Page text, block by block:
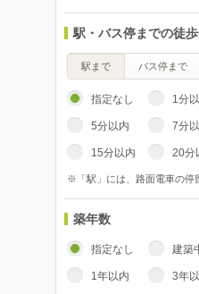
駅・バス停までの徒
駅まで バス停まで
指定なし 1分
5分以内 7分
15分以内 20分
※「駅」には、路面電車の停
築年数
指定なし 建築
1年以内 3年